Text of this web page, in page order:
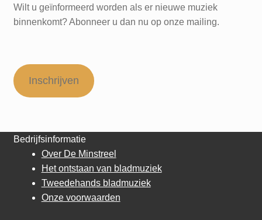
Wilt u geïnformeerd worden als er nieuwe muziek
binnenkomt? Abonneer u dan nu op onze mailing.
Inschrijven
Bedrijfsinformatie
Over De Minstreel
Het ontstaan van bladmuziek
Tweedehands bladmuziek
Onze voorwaarden